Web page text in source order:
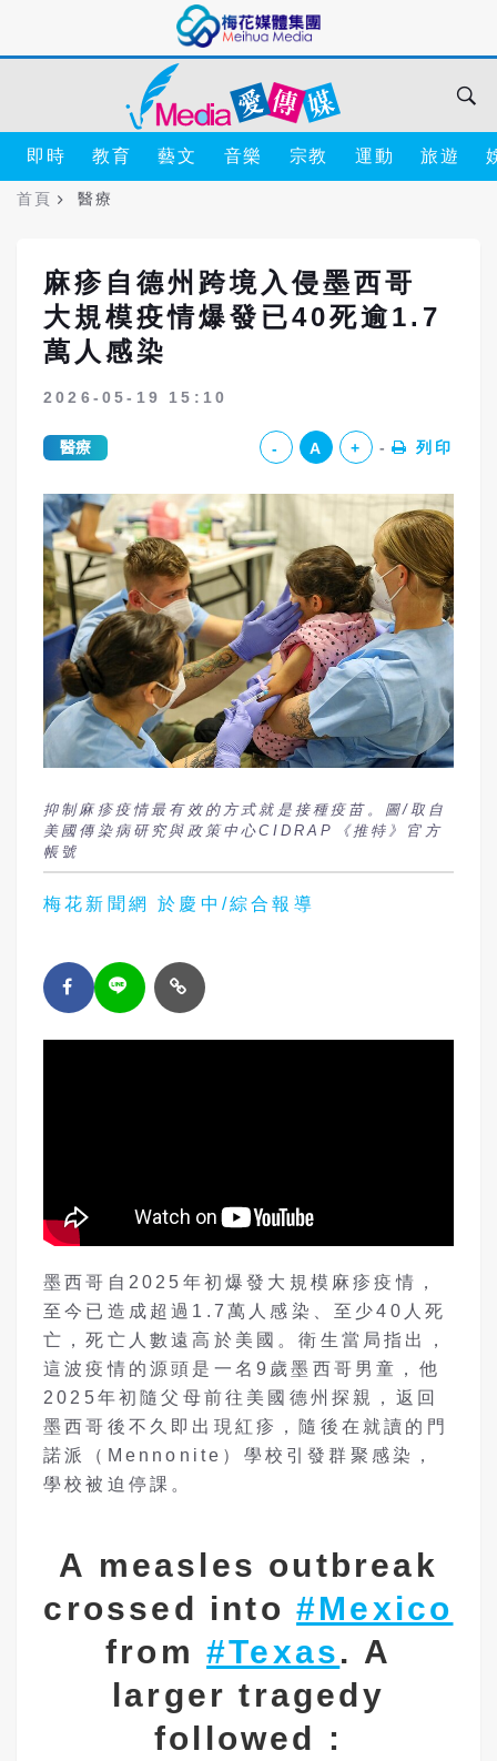
即時 教育 藝文 音樂 宗教 運動 旅遊
首頁 醫療
麻疹自德州跨境入侵墨西哥
大規模疫情爆發已40死逾1.7
萬人感染
2026-05-19 15:10
醫療 - A + 列印
抑制麻疹疫情最有效的方式就是接種疫苗。圖/取自
美國傳染病研究與政策中心CIDRAP《推特》官方
帳號
梅花新聞網 於慶中/綜合報導
墨西哥自2025年初爆發大規模麻疹疫情，
至今已造成超過1.7萬人感染、至少40人死
亡，死亡人數遠高於美國。衛生當局指出，
這波疫情的源頭是一名9歲墨西哥男童，他
2025年初隨父母前往美國德州探親，返回
墨西哥後不久即出現紅疹，隨後在就讀的門
諾派（Mennonite）學校引發群聚感染，
學校被迫停課。
A measles outbreak
crossed into#Mexico
from#Texas. A
larger tragedy
followed :